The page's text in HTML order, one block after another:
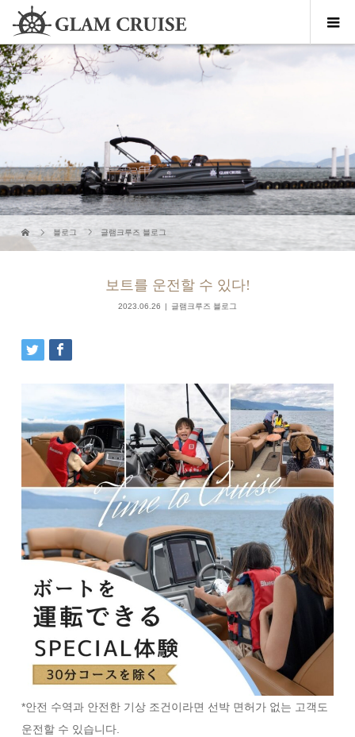
블로그 글램크루즈 블로그
보트를 운전할 수 있다!
2023.06.26 글램크루즈 블로그
*안전 수역과 안전한 기상 조건이라면 선박 면허가 없는 고객도
운전할 수 있습니다.